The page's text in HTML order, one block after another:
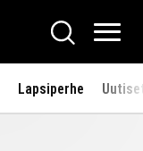
Hae
Lapsiperhe